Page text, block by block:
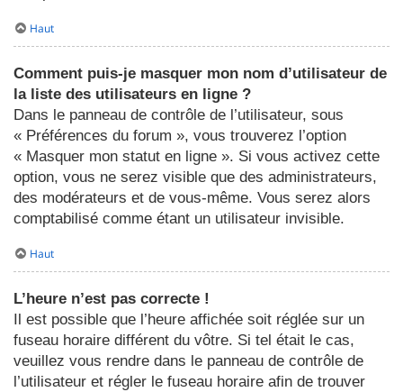
Haut
Comment puis-je masquer mon nom d’utilisateur de
la liste des utilisateurs en ligne ?
Dans le panneau de contrôle de l’utilisateur, sous
« Préférences du forum », vous trouverez l’option
« Masquer mon statut en ligne ». Si vous activez cette
option, vous ne serez visible que des administrateurs,
des modérateurs et de vous-même. Vous serez alors
comptabilisé comme étant un utilisateur invisible.
Haut
L’heure n’est pas correcte !
Il est possible que l’heure affichée soit réglée sur un
fuseau horaire différent du vôtre. Si tel était le cas,
veuillez vous rendre dans le panneau de contrôle de
l’utilisateur et régler le fuseau horaire afin de trouver